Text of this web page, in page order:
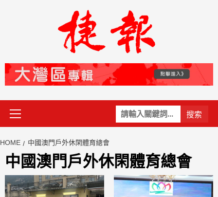
關
鍵
Primary
Menu
HOME 中國澳門戶外休閑體育總會
中國澳門戶外休閑體育總會